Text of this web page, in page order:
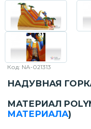
Код: NA-021313
НАДУВНАЯ
МАТЕРИАЛ
МАТЕРИАЛА)